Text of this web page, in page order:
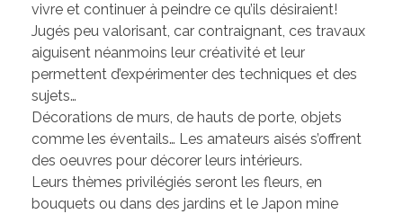
vivre et continuer à peindre ce qu’ils désiraient!
Jugés peu valorisant, car contraignant, ces travaux
aiguisent néanmoins leur créativité et leur
permettent d’expérimenter des techniques et des
sujets…
Décorations de murs, de hauts de porte, objets
comme les éventails… Les amateurs aisés s’offrent
des oeuvres pour décorer leurs intérieurs.
Leurs thèmes privilégiés seront les fleurs, en
bouquets ou dans des jardins et le Japon mine